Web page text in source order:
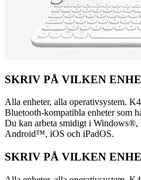
SKRIV PÅ VILKEN
Alla enheter, alla operativsystem.
Bluetooth-kompatibla enheter som
Du kan arbeta smidigt i
Android™, iOS och iPadOS.
SKRIV PÅ VILKEN